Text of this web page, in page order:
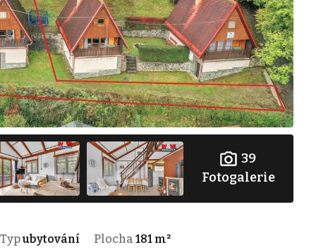
39
Fotogalerie
Typubytování Plocha 181 m²